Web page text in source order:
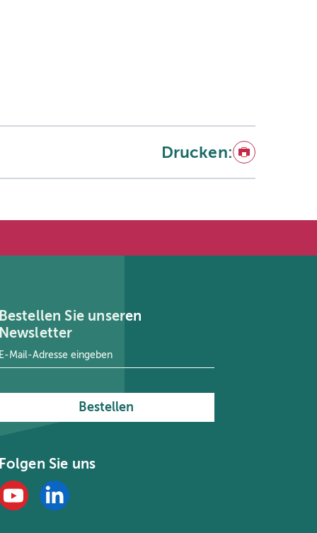
Drucken: Drucken
Sie unseren
Mail-Adresse
Bestellen
Sie uns